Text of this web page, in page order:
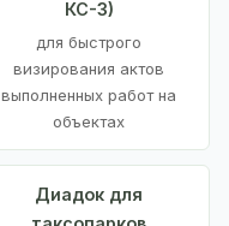
КС-3)
для быстрого
визирования актов
выполненных работ на
объектах
Диадок для